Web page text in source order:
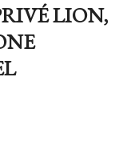
LION,